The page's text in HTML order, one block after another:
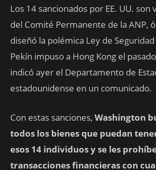
Los 14 sancionados por EE. UU.
del Comité Permanente de la ANP,
diseñó la polémica Ley de
Pekín impuso a Hong Kong el
indicó ayer el Departamento de
estadounidense en un comunicado.
Con estas sanciones, Washington
todos los bienes que puedan
esos 14 individuos y se les
transacciones financieras con